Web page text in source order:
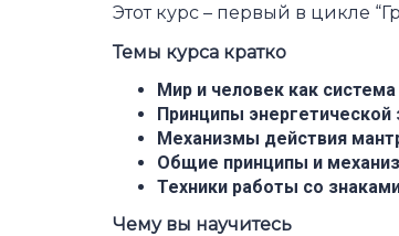
Этот курс – первый в цикле
Темы курса кратко
Мир и человек как
Принципы
Механизмы действия
Общие принципы и
Техники работы со
Чему вы научитесь